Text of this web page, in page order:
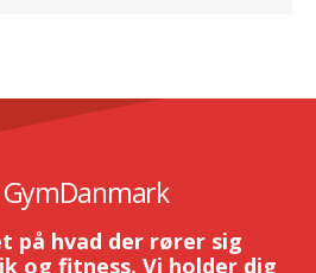
på hvad der rører sig
og fitness. Vi holder dig